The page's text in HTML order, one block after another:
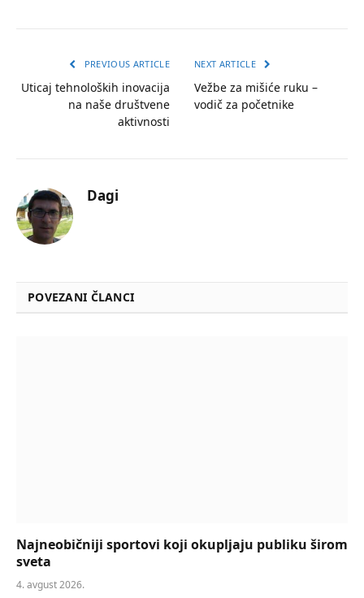
PREVIOUS ARTICLE
Uticaj tehnoloških inovacija
na naše društvene
aktivnosti
NEXT ARTICLE
Vežbe za mišiće ruku –
vodič za početnike
Dagi
POVEZANI ČLANCI
Najneobičniji sportovi koji okupljaju publiku širom
sveta
4. avgust 2026.